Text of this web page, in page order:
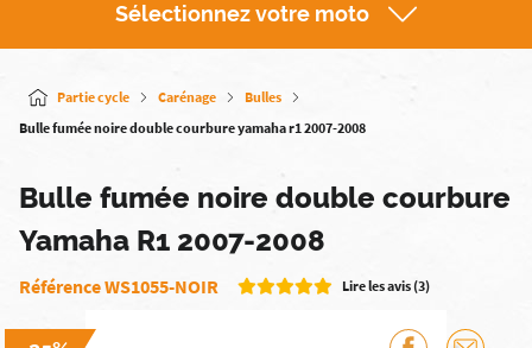
Sélectionnez votre moto
Partie cycle Carénage
Bulles
Bulle fumée noire double courbure yamaha r1 2007-2008
Bulle fumée noire double courbure
Yamaha R1 2007-2008
Référence WS1055-NOIR Lire les avis (3)